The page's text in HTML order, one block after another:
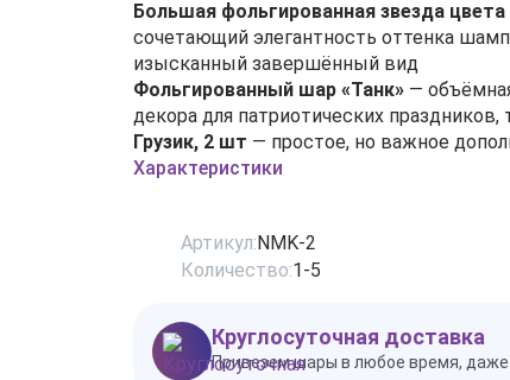
Большая фольгированная звезда
сочетающий элегантность оттенка
изысканный завершённый вид
Фольгированный шар «Танк» —
декора для патриотических
Грузик, 2 шт — простое, но важное
Характеристики
Артикул:NMK-2
Количество:1-5
Круглосуточная доставка
Привезем шары в любое время,